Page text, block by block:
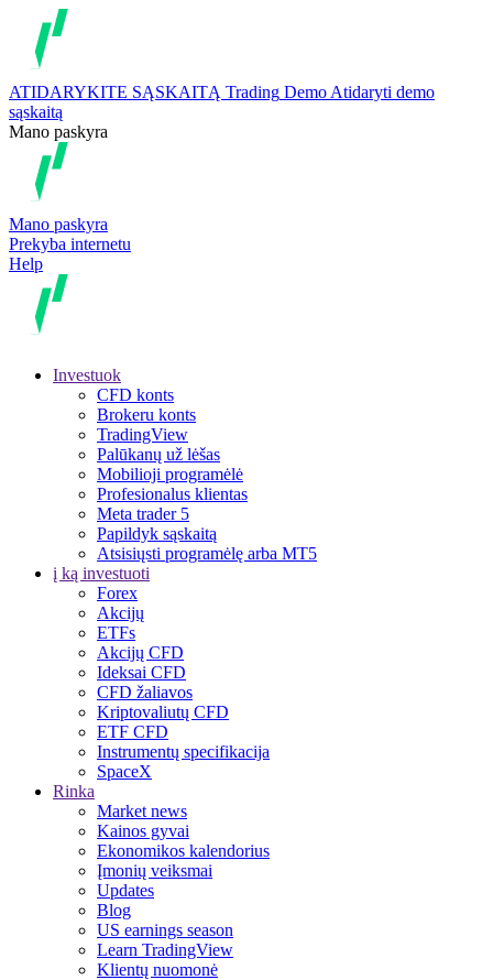
ATIDARYKITE SĄSKAITĄ Trading Demo Atidaryti demo
sąskaitą
Mano paskyra
Mano paskyra
Prekyba internetu
Help
Investuok
CFD konts
Brokeru konts
TradingView
Palūkanų už lėšas
Mobilioji programėlė
Profesionalus klientas
Meta trader 5
Papildyk sąskaitą
Atsisiųsti programėlę arba MT5
į ką investuoti
Forex
Akcijų
ETFs
Akcijų CFD
Ideksai CFD
CFD žaliavos
Kriptovaliutų CFD
ETF CFD
Instrumentų specifikacija
SpaceX
Rinka
Market news
Kainos gyvai
Ekonomikos kalendorius
Įmonių veiksmai
Updates
Blog
US earnings season
Learn TradingView
Klientų nuomonė